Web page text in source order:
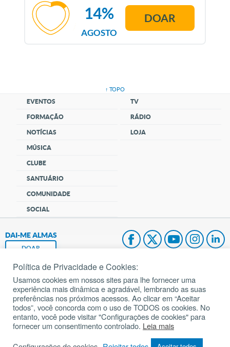
AGOSTO
14% DOAR
↑ TOPO
EVENTOS
FORMAÇÃO
NOTÍCIAS
MÚSICA
CLUBE
SANTUÁRIO
COMUNIDADE
SOCIAL
TV
RÁDIO
LOJA
DAI-ME ALMAS
DOAR
Fundação João Paulo II
Pedido de Oração
Mapa do site
Política de Privacidade e Cookies:
Usamos cookies em nossos sites para lhe fornecer uma
experiência mais dinâmica e agradável, lembrando as suas
preferências nos próximos acessos. Ao clicar em “Aceitar
todos”, você concorda com o uso de TODOS os cookies. No
entanto, você pode visitar "Configurações de cookies" para
fornecer um consentimento controlado. Leia mais